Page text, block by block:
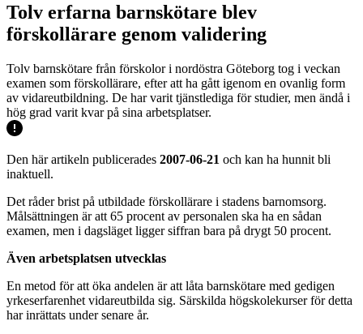
Tolv erfarna barnskötare blev
förskollärare genom validering
Tolv barnskötare från förskolor i nordöstra Göteborg tog i veckan
examen som förskollärare, efter att ha gått igenom en ovanlig form
av vidareutbildning. De har varit tjänstlediga för studier, men ändå i
hög grad varit kvar på sina arbetsplatser.
Den här artikeln publicerades 2007-06-21 och kan ha hunnit bli
inaktuell.
Det råder brist på utbildade förskollärare i stadens barnomsorg.
Målsättningen är att 65 procent av personalen ska ha en sådan
examen, men i dagsläget ligger siffran bara på drygt 50 procent.
Även arbetsplatsen utvecklas
En metod för att öka andelen är att låta barnskötare med gedigen
yrkeserfarenhet vidareutbilda sig. Särskilda högskolekurser för detta
har inrättats under senare år.